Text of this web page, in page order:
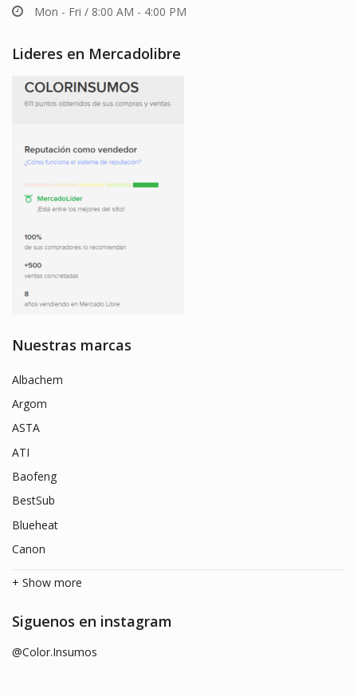
Mon - Fri / 8:00 AM - 4:00 PM
Lideres en Mercadolibre
Nuestras marcas
Albachem
Argom
ASTA
ATI
Baofeng
BestSub
Blueheat
Canon
+ Show more
Siguenos en instagram
@Color.Insumos